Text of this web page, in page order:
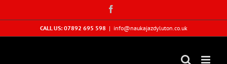
CALL US: 07892 695 598 | info@naukajazdyluton.co.uk